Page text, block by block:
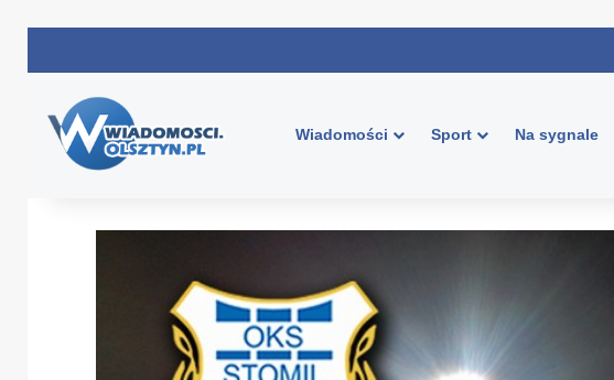
Wiadomości Sport Na sygnale